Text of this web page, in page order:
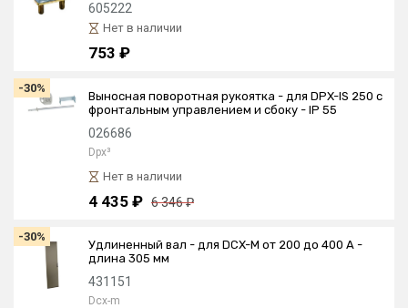
605222
Нет в наличии
753 ₽
-30%
Выносная поворотная рукоятка - для DPX-IS 250 с
фронтальным управлением и сбоку - IP 55
026686
Dpx³
Нет в наличии
4 435 ₽ 6 346 ₽
-30%
Удлиненный вал - для DCX-M от 200 до 400 А -
длина 305 мм
431151
Dcx-m